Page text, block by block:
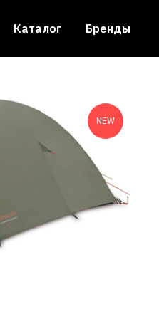
Каталог Бренды
NEW